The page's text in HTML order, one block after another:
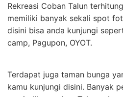
Rekreasi Coban Talun
memiliki banyak sekali spot
disini bisa anda kunjungi
camp, Pagupon, OYOT.
Terdapat juga taman bunga
kamu kunjungi disini. Banyak